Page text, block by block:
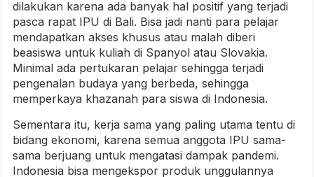
dilakukan karena ada banyak hal positif yang terjadi
pasca rapat IPU di Bali. Bisa jadi nanti para pelajar
mendapatkan akses khusus atau malah diberi
beasiswa untuk kuliah di Spanyol atau Slovakia.
Minimal ada pertukaran pelajar sehingga terjadi
pengenalan budaya yang berbeda, sehingga
memperkaya khazanah para siswa di Indonesia.
Sementara itu, kerja sama yang paling utama tentu di
bidang ekonomi, karena semua anggota IPU sama-
sama berjuang untuk mengatasi dampak pandemi.
Indonesia bisa mengekspor produk unggulannya